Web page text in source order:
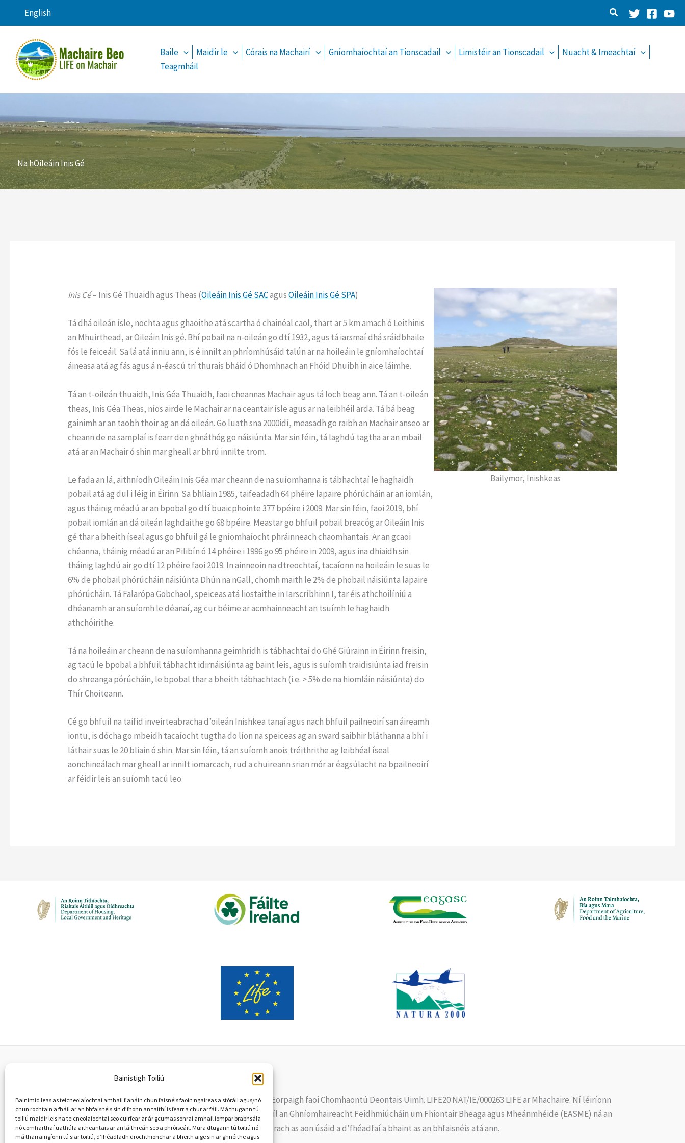
Bainistigh Toiliú
Bainimid leas as teicneolaíochtaí amhail fianáin chun faisnéis faoin ngaireas a stóráil agus/nó
chun rochtain a fháil ar an bhfaisnéis sin d’fhonn an taithí is fearr a chur ar fáil. Má thugann tú
toiliú maidir leis na teicneolaíochtaí seo cuirfear ar ár gcumas sonraí amhail iompar brabhsála
nó comharthaí uathúla aitheantais ar an láithreán seo a phróiseáil. Mura dtugann tú toiliú nó
má tharraingíonn tú siar toiliú, d’fhéadfadh drochthionchar a bheith aige sin ar ghnéithe agus
English
Baile Maidir le Córais na Machairí Gníomhaíochtaí an Tionscadail Limistéir an Tionscadail
Nuacht & Imeachtaí
Teagmháil
Na hOileáin Inis Gé
Inis Cé– Inis Gé Thuaidh agus Theas (Oileáin Inis Gé SACagusOileáin Inis Gé SPA)
Tá dhá oileán ísle, nochta agus ghaoithe atá scartha ó chainéal caol, thart ar 5 km amach ó Leithinis
an Mhuirthead, ar Oileáin Inis gé. Bhí pobail na n-oileán go dtí 1932, agus tá iarsmaí dhá sráidbhaile
fós le feiceáil. Sa lá atá inniu ann, is é innilt an phríomhúsáid talún ar na hoileáin le gníomhaíochtaí
áineasa atá ag fás agus á n-éascú trí thurais bháid ó Dhomhnach an Fhóid Dhuibh in aice láimhe.
Tá an t-oileán thuaidh, Inis Géa Thuaidh, faoi cheannas Machair agus tá loch beag ann. Tá an t-oileán
theas, Inis Géa Theas, níos airde le Machair ar na ceantair ísle agus ar na leibhéil arda. Tá bá beag
gainimh ar an taobh thoir ag an dá oileán. Go luath sna 2000idí, measadh go raibh an Machair anseo ar
cheann de na samplaí is fearr den ghnáthóg go náisiúnta. Mar sin féin, tá laghdú tagtha ar an mbail
atá ar an Machair ó shin mar gheall ar bhrú innilte trom.
Le fada an lá, aithníodh Oileáin Inis Géa mar cheann de na suíomhanna is tábhachtaí le haghaidh
pobail atá ag dul i léig in Éirinn. Sa bhliain 1985, taifeadadh 64 phéire lapaire phórúcháin ar an iomlán,
agus tháinig méadú ar an bpobal go dtí buaicphointe 377 bpéire i 2009. Mar sin féin, faoi 2019, bhí
pobail iomlán an dá oileán laghdaithe go 68 bpéire. Meastar go bhfuil pobail breacóg ar Oileáin Inis
gé thar a bheith íseal agus go bhfuil gá le gníomhaíocht phráinneach chaomhantais. Ar an gcaoi
chéanna, tháinig méadú ar an Pilibín ó 14 phéire i 1996 go 95 phéire in 2009, agus ina dhiaidh sin
tháinig laghdú air go dtí 12 phéire faoi 2019. In ainneoin na dtreochtaí, tacaíonn na hoileáin le suas le
6% de phobail phórúcháin náisiúnta Dhún na nGall, chomh maith le 2% de phobail náisiúnta lapaire
phórúcháin. Tá Falarópa Gobchaol, speiceas atá liostaithe in Iarscríbhinn I, tar éis athchoilíniú a
dhéanamh ar an suíomh le déanaí, ag cur béime ar acmhainneacht an tsuímh le haghaidh
athchóirithe.
Tá na hoileáin ar cheann de na suíomhanna geimhridh is tábhachtaí do Ghé Giúrainn in Éirinn freisin,
ag tacú le bpobal a bhfuil tábhacht idirnáisiúnta ag baint leis, agus is suíomh traidisiúnta iad freisin
do shreanga pórúcháin, le bpobal thar a bheith tábhachtach (i.e. > 5% de na hiomláin náisiúnta) do
Thír Choiteann.
Cé go bhfuil na taifid inveirteabracha d’oileán Inishkea tanaí agus nach bhfuil pailneoirí san áireamh
iontu, is dócha go mbeidh tacaíocht tugtha do líon na speiceas ag an sward saibhir bláthanna a bhí i
láthair suas le 20 bliain ó shin. Mar sin féin, tá an suíomh anois tréithrithe ag leibhéal íseal
aonchineálach mar gheall ar innilt iomarcach, rud a chuireann srian mór ar éagsúlacht na bpailneoirí
ar féidir leis an suíomh tacú leo.
Bailymor, Inishkeas
Fuair an tionscadal seo maoiniú ó chlár LIFE an Aontais Eorpaigh faoi Chomhaontú Deontais Uimh. LIFE20 NAT/IE/000263 LIFE ar Mhachaire. Ní léiríonn
ábhar an tsuímh ghréasáin seo ach dearcadh an údair. Níl an Ghníomhaireacht Feidhmiúcháin um Fhiontair Bheaga agus Mheánmhéide (EASME) ná an
Coimisiún Eorpach freagrach as aon úsáid a d’fhéadfaí a bhaint as an bhfaisnéis atá ann.